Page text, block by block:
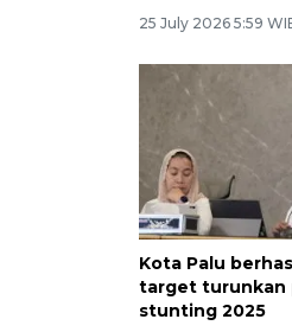
25 July 2026 5:59
Kota Palu
target turunkan
stunting 2025